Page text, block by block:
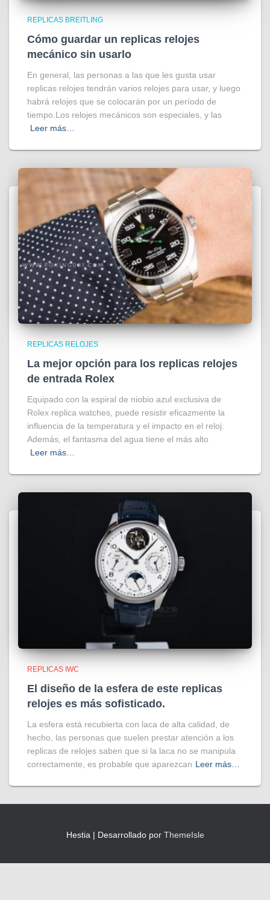
REPLICAS BREITLING
Cómo guardar un replicas relojes
mecánico sin usarlo
En general, las personas a las que les gusta usar
replicas relojes tendrán varios relojes para usar, y luego
habrá relojes que se colocarán por un período de
tiempo.Los relojes mecánicos son especiales, y las
Leer más…
REPLICAS RELOJES
La mejor opción para los replicas relojes
de entrada Rolex
Equipado con la espiral de niobio azul exclusiva de
Rolex replica watches, puede resistir eficazmente la
influencia de la temperatura y el impacto en el reloj.
Además, el fantasma del agua tiene el más alto
Leer más…
REPLICAS IWC
El diseño de la esfera de este replicas
relojes es más sofisticado.
La esfera está recubierta con laca de alta calidad, de
hecho, las personas que suelen prestar atención a los
replicas de relojes saben que si la laca no se manipula
correctamente, es probable que aparezcan Leer más…
Hestia | Desarrollado por ThemeIsle